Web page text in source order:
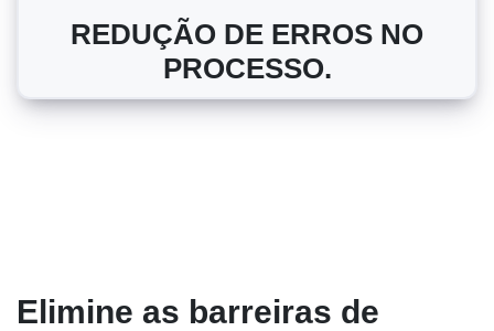
REDUÇÃO DE ERROS NO
PROCESSO.
Elimine as barreiras de